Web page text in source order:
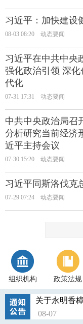
习近平：加快建设
08-03 08:20 动态要闻
习近平在中共中央
强化政治引领 深
代化
07-31 17:31 动态要闻
中共中央政治局召
分析研究当前经济
近平主持会议
07-30 15:20 动态要闻
习近平同斯洛伐克
07-29 07:24 动态要闻
组织机构 政策法规
关于永明香
08-07